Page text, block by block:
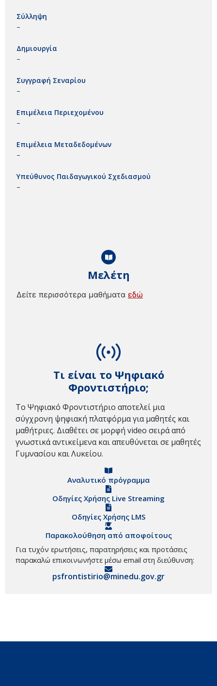
Τι είναι το Ψηφιακό
Φροντιστήριο;
Το Ψηφιακό Φροντιστήριο αποτελεί μια
σύγχρονη ψηφιακή πλατφόρμα για μαθητές και
μαθήτριες. Διαθέτει σε μορφή video σειρά από
γνωστικά αντικείμενα και απευθύνεται σε μαθητές
Γυμνασίου και Λυκείου.
Αναλυτικό πρόγραμμα
Οδηγίες Χρήσης Live Streaming
Οδηγίες Χρήσης LMS
Παρακολούθηση από αποφοίτους
Για τυχόν ερωτήσεις, παρατηρήσεις και προτάσεις
παρακαλώ επικοινωνήστε μέσω email στη διεύθυνση:
psfrontistirio@minedu.gov.gr
Μελέτη
Δείτε περισσότερα μαθήματα εδώ
Σύλληψη
–
Δημιουργία
–
Συγγραφή Σεναρίου
–
Επιμέλεια Περιεχομένου
–
Επιμέλεια Μεταδεδομένων
–
Υπεύθυνος Παιδαγωγικού Σχεδιασμού
–